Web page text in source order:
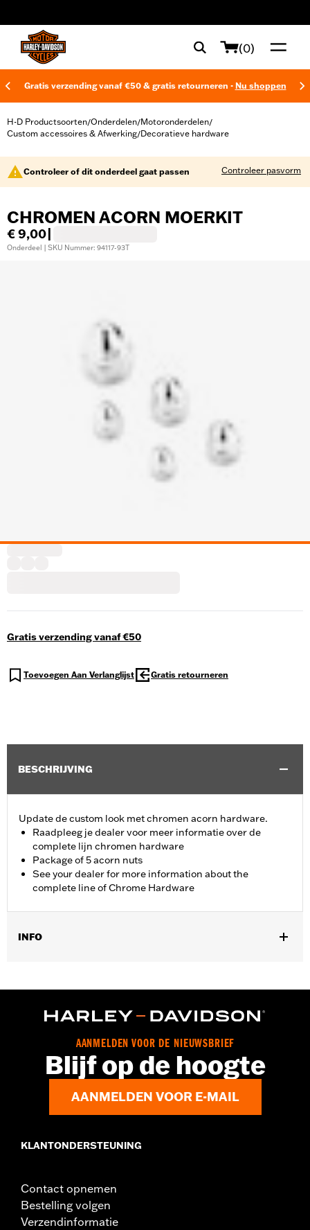
(0)
Gratis verzending vanaf €50 & gratis retourneren - Nu shoppen
H-D Productsoorten/Onderdelen/Motoronderdelen/
Custom accessoires & Afwerking/Decoratieve hardware
Controleer of dit onderdeel gaat passen Controleer pasvorm
CHROMEN ACORN MOERKIT
€ 9,00
Onderdeel | SKU Nummer: 94117-93T
Gratis verzending vanaf €50
Toevoegen Aan Verlanglijst Gratis retourneren
BESCHRIJVING
Update de custom look met chromen acorn hardware.
Raadpleeg je dealer voor meer informatie over de
complete lijn chromen hardware
Package of 5 acorn nuts
See your dealer for more information about the
complete line of Chrome Hardware
INFO
AANMELDEN VOOR DE NIEUWSBRIEF
Blijf op de hoogte
AANMELDEN VOOR E-MAIL
KLANTONDERSTEUNING
Contact opnemen
Bestelling volgen
Verzendinformatie